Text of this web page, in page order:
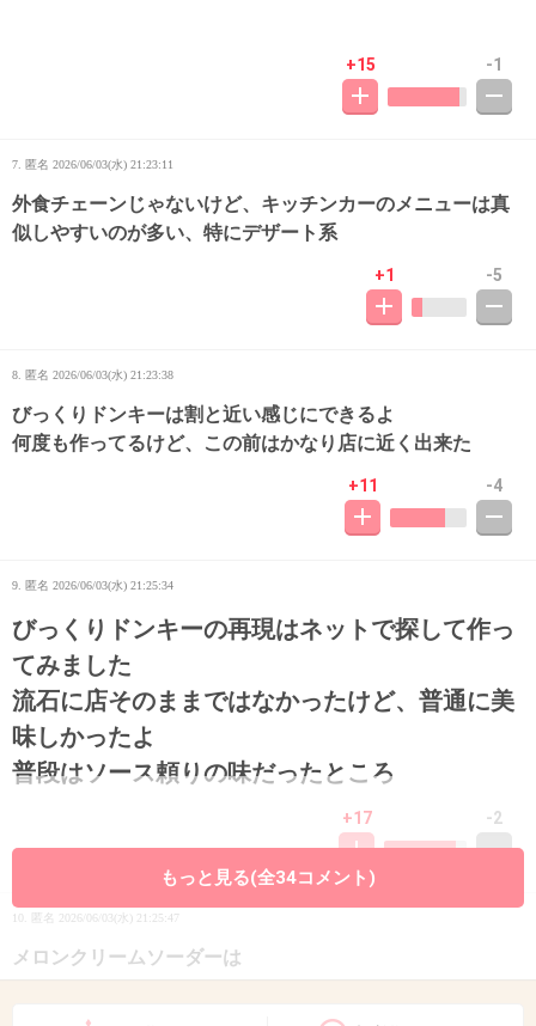
+15 -1
7. 匿名 2026/06/03(水) 21:23:11
外食チェーンじゃないけど、キッチンカーのメニューは真
似しやすいのが多い、特にデザート系
+1 -5
8. 匿名 2026/06/03(水) 21:23:38
びっくりドンキーは割と近い感じにできるよ
何度も作ってるけど、この前はかなり店に近く出来た
+11 -4
9. 匿名 2026/06/03(水) 21:25:34
びっくりドンキーの再現はネットで探して作っ
てみました
流石に店そのままではなかったけど、普通に美
味しかったよ
普段はソース頼りの味だったところ
+17 -2
10. 匿名 2026/06/03(水) 21:25:47
メロンクリームソーダーは
なんとなく頑張って作る!
もっと見る(全34コメント)